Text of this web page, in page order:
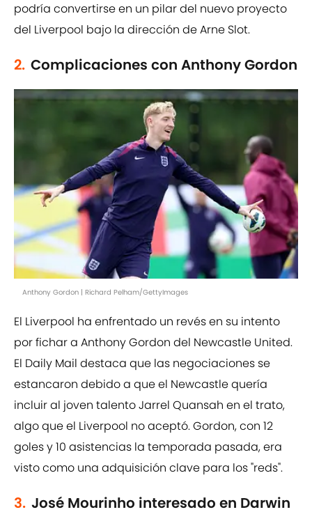
podría convertirse en un pilar del nuevo proyecto
del Liverpool bajo la dirección de Arne Slot.
2. Complicaciones con Anthony Gordon
Anthony Gordon | Richard Pelham/GettyImages
El Liverpool ha enfrentado un revés en su intento
por fichar a Anthony Gordon del Newcastle United.
El Daily Mail destaca que las negociaciones se
estancaron debido a que el Newcastle quería
incluir al joven talento Jarrel Quansah en el trato,
algo que el Liverpool no aceptó. Gordon, con 12
goles y 10 asistencias la temporada pasada, era
visto como una adquisición clave para los "reds".
3. José Mourinho interesado en Darwin